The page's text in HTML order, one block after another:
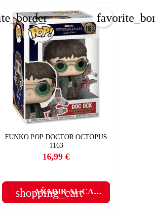
FUNKO POP DOCTOR OCTOPUS
1163
Precio
16,99 €
shopping_cart
AÑADIR AL CARRITO